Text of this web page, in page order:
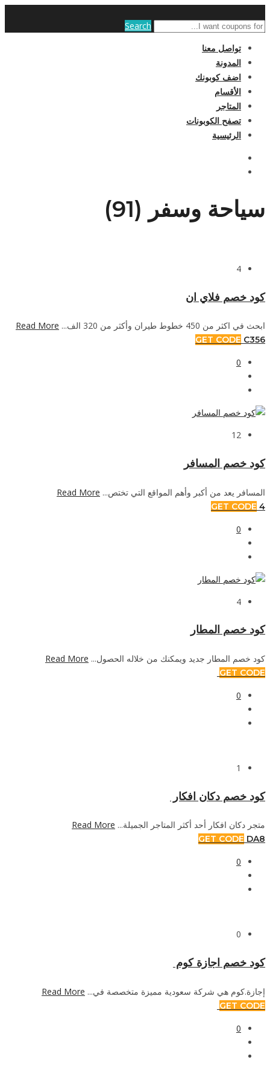
Search
تواصل معنا
المدونة
اضف كوبونك
الأقسام
المتاجر
تصفح الكوبونات
الرئيسية
سياحة وسفر (91)
4
كود خصم فلاي ان
ابحث في اكثر من 450 خطوط طيران وأكثر من 320 الف... Read More
GET CODE C356
0
12
كود خصم المسافر
المسافر يعد من أكبر وأهم المواقع التي تختص... Read More
GET CODE 4
0
4
كود خصم المطار
كود خصم المطار جديد ويمكنك من خلاله الحصول... Read More
GET CODE
0
1
كود خصم دكان افكار
متجر دكان افكار أحد أكثر المتاجر الجميلة... Read More
GET CODE DA8
0
0
كود خصم اجازة كوم
إجازة.كوم هي شركة سعودية مميزة متخصصة في... Read More
GET CODE
0